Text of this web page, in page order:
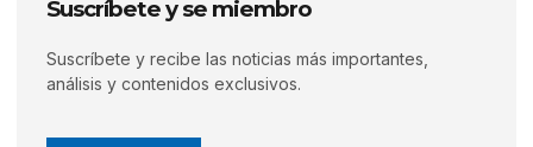
Suscríbete y se miembro
Suscríbete y recibe las noticias más importantes,
análisis y contenidos exclusivos.